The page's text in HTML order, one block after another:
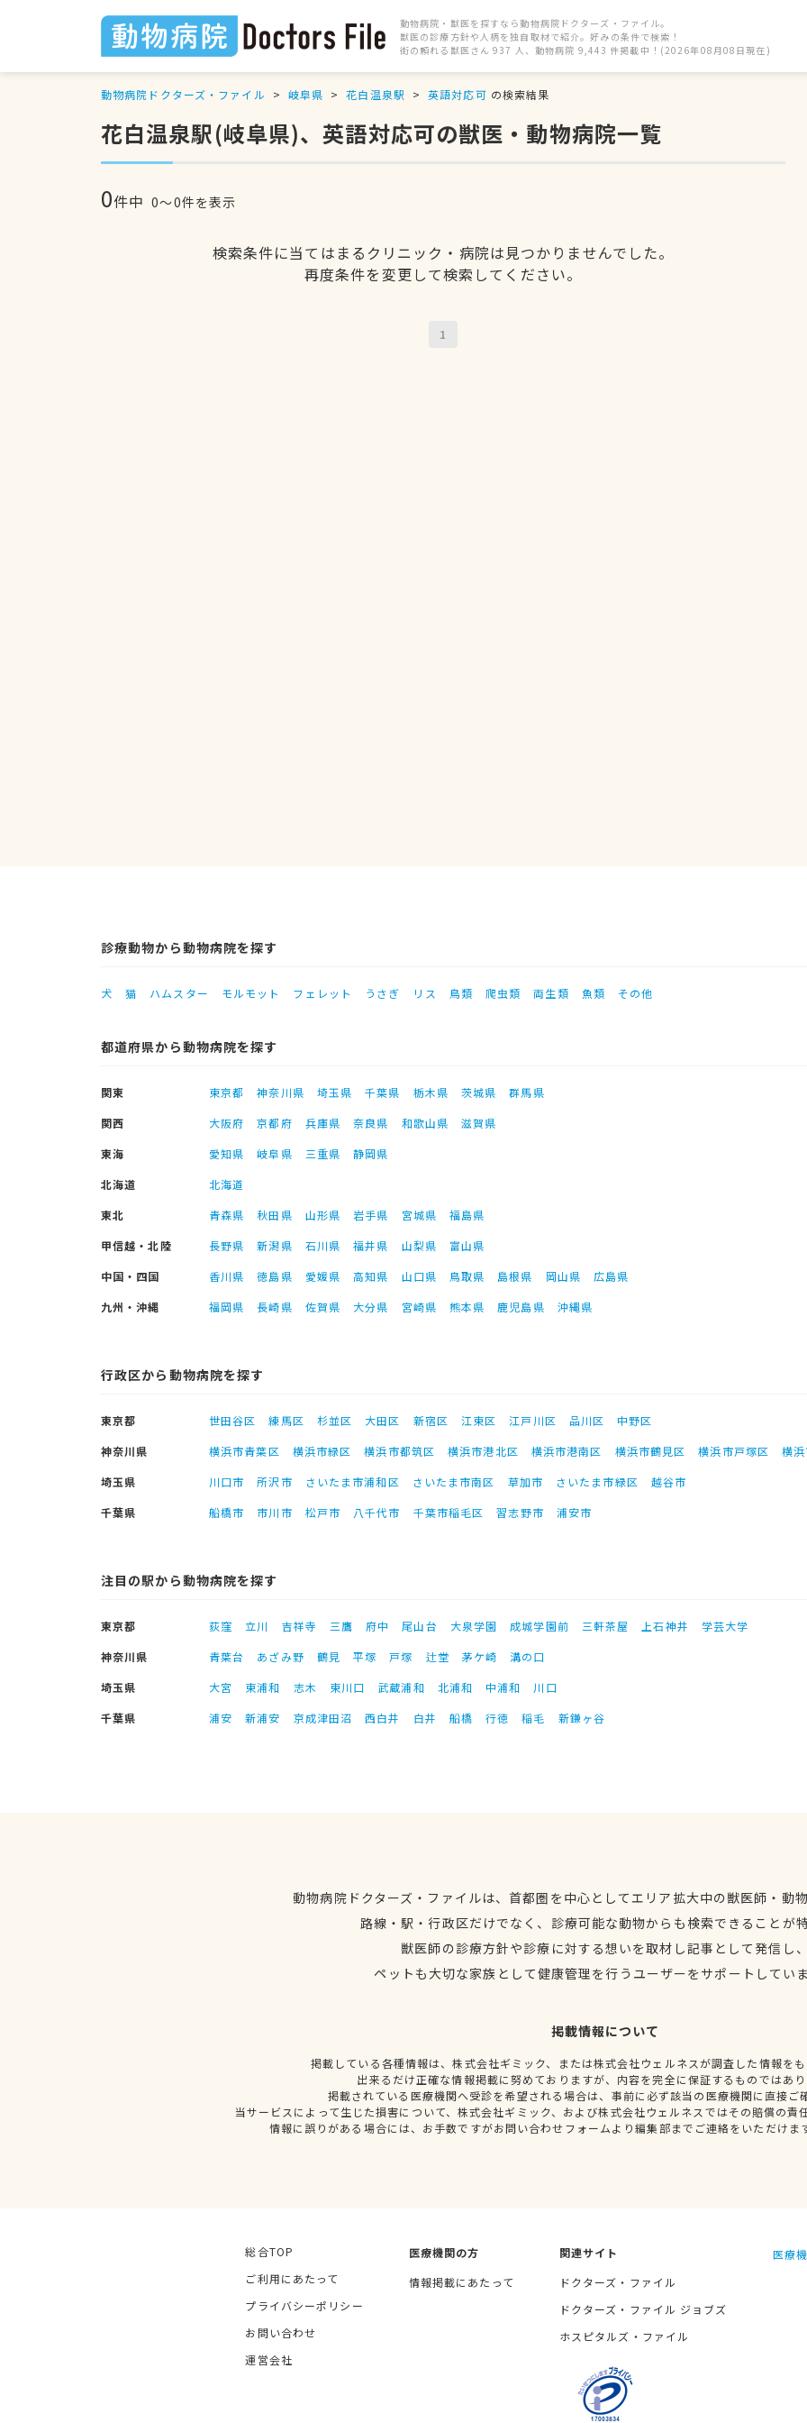
動物病院・獣医を探すなら動物病院ドクターズ・ファイル。
獣医の診療方針や人柄を独自取材で紹介。好みの条件で検索！
街の頼れる獣医さん 937 人、動物病院 9,443 件掲載中！(2026年08月08日現在)
動物病院ドクターズ・ファイル 岐阜県 花白温泉駅 英語対応可 の検索結果
花白温泉駅(岐阜県)、英語対応可の獣医・動物病院一覧
0件中 0〜0件を表示
検索条件に当てはまるクリニック・病院は見つかりませんでした。
再度条件を変更して検索してください。
1
診療動物から動物病院を探す
犬 猫 ハムスター モルモット フェレット うさぎ リス 鳥類 爬虫類 両生類 魚類 その他
都道府県から動物病院を探す
関東 東京都 神奈川県 埼玉県 千葉県 栃木県 茨城県
群馬県
関西
大阪府 京都府 兵庫県 奈良県 和歌山県
滋賀県
東海
愛知県 岐阜県 三重県
静岡県
北海道
北海道
東北
青森県 秋田県 山形県 岩手県 宮城県
福島県
甲信越・北陸
長野県 新潟県 石川県 福井県 山梨県
富山県
中国・四国
香川県 徳島県 愛媛県 高知県 山口県 鳥取県 島根県 岡山県
広島県
九州・沖縄
福岡県 長崎県 佐賀県 大分県 宮崎県 熊本県 鹿児島県 沖縄県
行政区から動物病院を探す
東京都 世田谷区 練馬区 杉並区 大田区 新宿区 江東区 江戸川区 品川区
中野区
神奈川県
横浜市青葉区 横浜市緑区 横浜市都筑区 横浜市港北区 横浜市港南区 横浜市鶴見区 横浜市戸塚区
横
埼玉県
川口市 所沢市 さいたま市浦和区 さいたま市南区 草加市 さいたま市緑区
越谷市
千葉県
船橋市 市川市 松戸市 八千代市 千葉市稲毛区 習志野市 浦安市
注目の駅から動物病院を探す
東京都 荻窪 立川 吉祥寺 三鷹 府中 尾山台 大泉学園 成城学園前 三軒茶屋 上石神井
学芸大学
神奈川県
青葉台 あざみ野 鶴見 平塚 戸塚 辻堂 茅ケ崎
溝の口
埼玉県
大宮 東浦和 志木 東川口 武蔵浦和 北浦和 中浦和
川口
千葉県
浦安 新浦安 京成津田沼 西白井 白井 船橋 行徳 稲毛 新鎌ヶ谷
動物病院ドクターズ・ファイルは、首都圏を中心としてエリア拡大中の獣医師・動
路線・駅・行政区だけでなく、診療可能な動物からも検索できることが
獣医師の診療方針や診療に対する想いを取材し記事として発信し
ペットも大切な家族として健康管理を行うユーザーをサポートしてい
掲載情報について
掲載している各種情報は、株式会社ギミック、または株式会社ウェルネスが調査した情報を
出来るだけ正確な情報掲載に努めておりますが、内容を完全に保証するものではあ
掲載されている医療機関へ受診を希望される場合は、事前に必ず該当の医療機関に直接ご
当サービスによって生じた損害について、株式会社ギミック、および株式会社ウェルネスではその賠償の責
情報に誤りがある場合には、お手数ですがお問い合わせフォームより編集部までご連絡をいただけま
総合TOP
ご利用にあたって
プライバシーポリシー
お問い合わせ
運営会社
医療機関の方
情報掲載にあたって
関連サイト
ドクターズ・ファイル
ドクターズ・ファイル ジョブズ
ホスピタルズ・ファイル
医療